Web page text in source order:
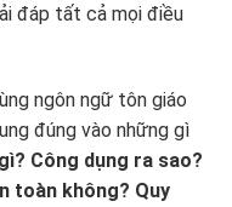
đáp tất cả mọi điều
ngôn ngữ tôn giáo
đúng vào những gì
Công dụng ra sao?
toàn không? Quy